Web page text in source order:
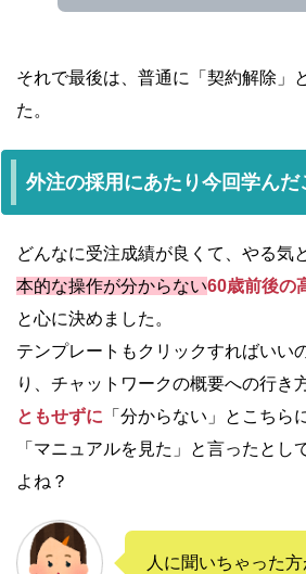
それで最後は、普通に「契約解除」
た。
外注の採用にあたり今回学んだ
どんなに受注成績が良くて、やる気
本的な操作が分からない60歳前後の
と心に決めました。
テンプレートもクリックすればいい
り、チャットワークの概要への行き
ともせずに 「分からない」
とこちら
「マニュアルを見た」と言ったとし
よね？
人に聞いちゃった